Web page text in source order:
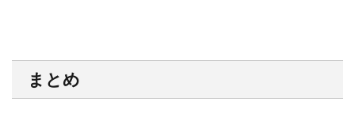
まとめ